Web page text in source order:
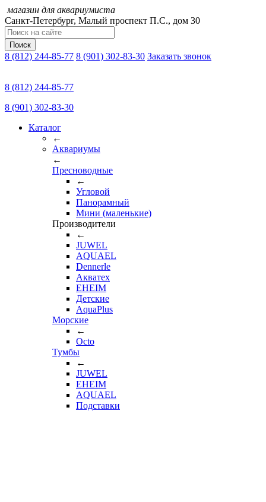
магазин для аквариумиста
Санкт-Петербург, Малый проспект П.C., дом 30
Поиск
8 (812) 244-85-77 8 (901) 302-83-30 Заказать звонок
8 (812) 244-85-77
8 (901) 302-83-30
Каталог
←
Аквариумы
←
Пресноводные
←
Угловой
Панорамный
Мини (маленькие)
Производители
←
JUWEL
AQUAEL
Dennerle
Акватех
EHEIM
Детские
AquaPlus
Морские
←
Octo
Тумбы
←
JUWEL
EHEIM
AQUAEL
Подставки